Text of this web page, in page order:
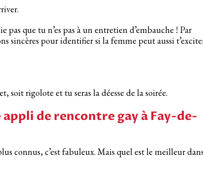
que tu n’es pas à un entretien d’embauche ! Par
sincères pour identifier si la femme peut aussi
soit rigolote et tu seras la déesse de la soirée.
de rencontre gay à Fay-de-
connus, c’est fabuleux. Mais quel est le meilleur